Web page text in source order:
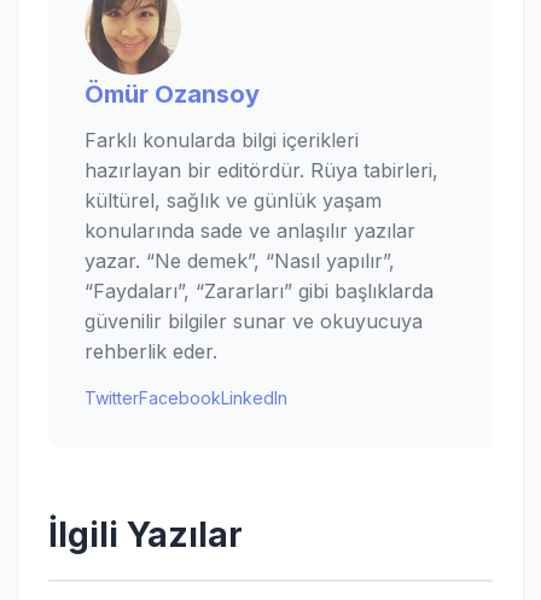
Ömür Ozansoy
Farklı konularda bilgi içerikleri
hazırlayan bir editördür. Rüya tabirleri,
kültürel, sağlık ve günlük yaşam
konularında sade ve anlaşılır yazılar
yazar. “Ne demek”, “Nasıl yapılır”,
“Faydaları”, “Zararları” gibi başlıklarda
güvenilir bilgiler sunar ve okuyucuya
rehberlik eder.
TwitterFacebookLinkedIn
İlgili Yazılar